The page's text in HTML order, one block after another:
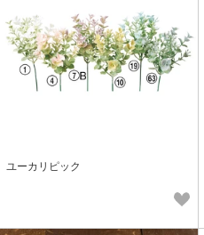
ユーカリピック